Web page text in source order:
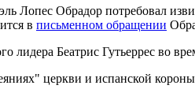
Лопес Обрадор потребовал
в письменном обращении
лидера Беатрис Гутьеррес во
церкви и испанской